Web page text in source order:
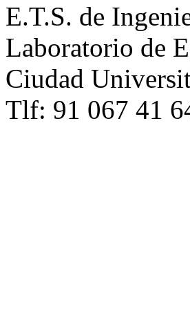
E.T.S. de
Laboratorio de
Ciudad
Tlf: 91 067 41